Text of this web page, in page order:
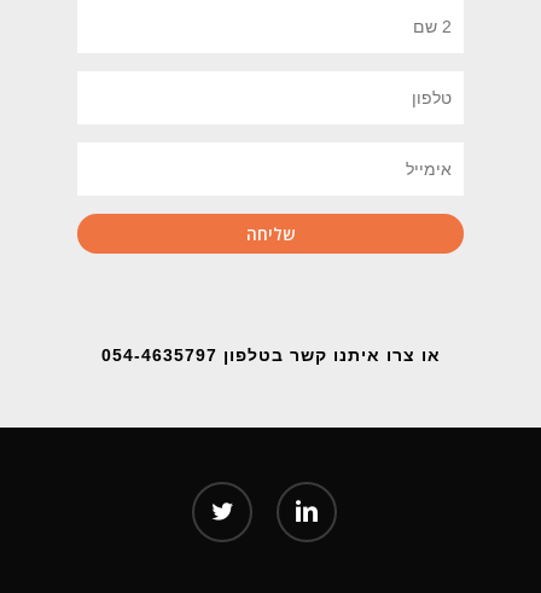
או צרו איתנו קשר בטלפון 054-4635797
twitter linkedin